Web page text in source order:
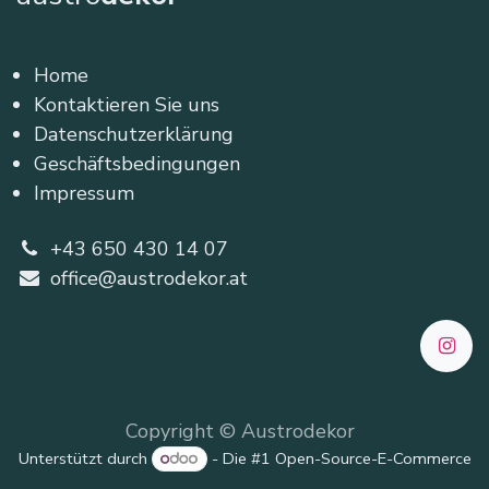
Home
Kontaktieren Sie uns
Datenschutzerklärung
Geschäftsbedingungen
Impressum
+43 650 430 14 07
office@austrodekor.at
Copyright © Austrodekor
Unterstützt durch - Die #1 Open-Source-E-Commerce